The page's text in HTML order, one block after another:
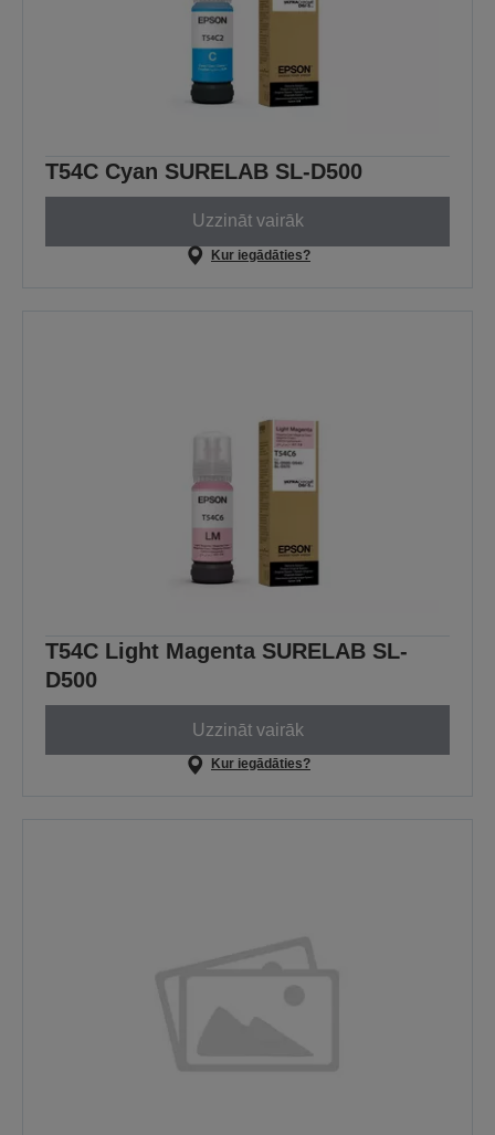
T54C Cyan SURELAB SL-D500
Uzzināt vairāk
Kur iegādāties?
T54C Light Magenta SURELAB SL-
D500
Uzzināt vairāk
Kur iegādāties?